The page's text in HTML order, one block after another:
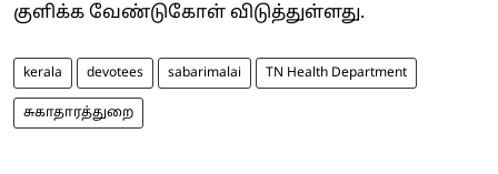
குளிக்க வேண்டுகோள் விடுத்துள்ளது.
kerala devotees sabarimalai TN Health Department
சுகாதாரத்துறை